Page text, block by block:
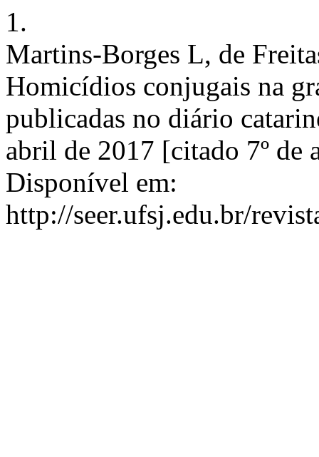
1.
Martins-Borges L, de
Homicídios conjugais na
publicadas no diário
abril de 2017 [citado 7º de
Disponível em:
http://seer.ufsj.edu.br/